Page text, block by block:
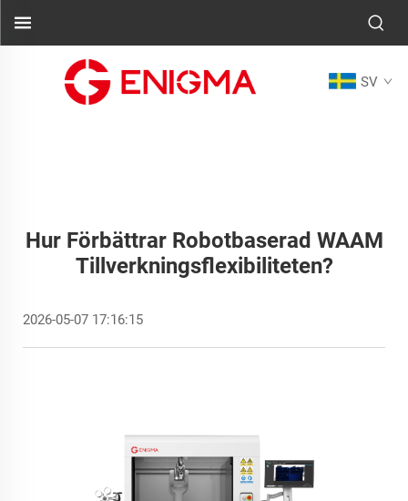
SV
Hur Förbättrar Robotbaserad WAAM
Tillverkningsflexibiliteten?
2026-05-07 17:16:15